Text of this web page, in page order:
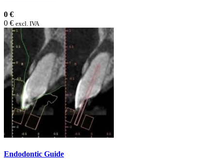
0 €
0 € excl. IVA
Endodontic Guide